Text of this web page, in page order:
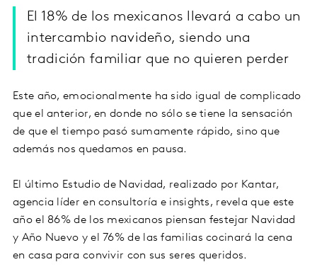
El 18% de los mexicanos llevará a cabo un
intercambio navideño, siendo una
tradición familiar que no quieren perder
Este año, emocionalmente ha sido igual de complicado
que el anterior, en donde no sólo se tiene la sensación
de que el tiempo pasó sumamente rápido, sino que
además nos quedamos en pausa.
El último Estudio de Navidad, realizado por Kantar,
agencia líder en consultoría e insights, revela que este
año el 86% de los mexicanos piensan festejar Navidad
y Año Nuevo y el 76% de las familias cocinará la cena
en casa para convivir con sus seres queridos.